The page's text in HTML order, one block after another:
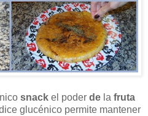
snack el poder de la fruta
glucénico permite mantener